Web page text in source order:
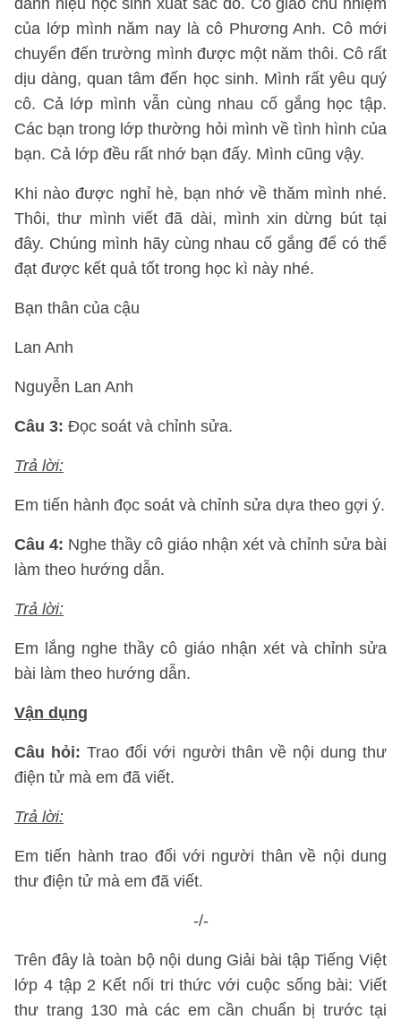
danh hiệu học sinh xuất sắc đó. Cô giáo chủ nhiệm
của lớp mình năm nay là cô Phương Anh. Cô mới
chuyển đến trường mình được một năm thôi. Cô rất
dịu dàng, quan tâm đến học sinh. Mình rất yêu quý
cô. Cả lớp mình vẫn cùng nhau cố gắng học tập.
Các bạn trong lớp thường hỏi mình về tình hình của
bạn. Cả lớp đều rất nhớ bạn đấy. Mình cũng vậy.
Khi nào được nghỉ hè, bạn nhớ về thăm mình nhé.
Thôi, thư mình viết đã dài, mình xin dừng bút tại
đây. Chúng mình hãy cùng nhau cố gắng để có thể
đạt được kết quả tốt trong học kì này nhé.
Bạn thân của cậu
Lan Anh
Nguyễn Lan Anh
Câu 3: Đọc soát và chỉnh sửa.
Trả lời:
Em tiến hành đọc soát và chỉnh sửa dựa theo gợi ý.
Câu 4: Nghe thầy cô giáo nhận xét và chỉnh sửa bài
làm theo hướng dẫn.
Trả lời:
Em lắng nghe thầy cô giáo nhận xét và chỉnh sửa
bài làm theo hướng dẫn.
Vận dụng
Câu hỏi: Trao đổi với người thân về nội dung thư
điện tử mà em đã viết.
Trả lời:
Em tiến hành trao đổi với người thân về nội dung
thư điện tử mà em đã viết.
-/-
Trên đây là toàn bộ nội dung Giải bài tập Tiếng Việt
lớp 4 tập 2 Kết nối tri thức với cuộc sống bài: Viết
thư trang 130 mà các em cần chuẩn bị trước tại